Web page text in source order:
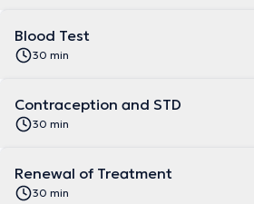
Blood Test
30 min
Contraception and STD
30 min
Renewal of Treatment
30 min